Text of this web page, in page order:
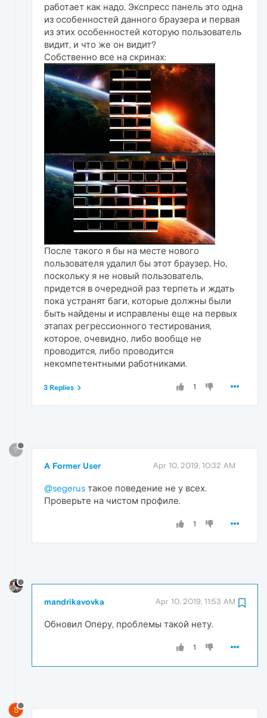
работает как надо. Экспресс панель это одна
из особенностей данного браузера и первая
из этих особенностей которую пользователь
видит, и что же он видит?
Собственно все на скринах:
После такого я бы на месте нового
пользователя удалил бы этот браузер, Но,
поскольку я не новый пользователь,
придется в очередной раз терпеть и ждать
пока устранят баги, которые должны были
быть найдены и исправлены еще на первых
этапах регрессионного тестирования,
которое, очевидно, либо вообще не
проводится, либо проводится
некомпетентными работниками.
1
3 Replies
?
A Former User Apr 10, 2019, 10:32 AM
@segerus такое поведение не у всех.
Проверьте на чистом профиле.
1
mandrikavovka Apr 10, 2019, 11:53 AM
Обновил Оперу, проблемы такой нету.
1
S